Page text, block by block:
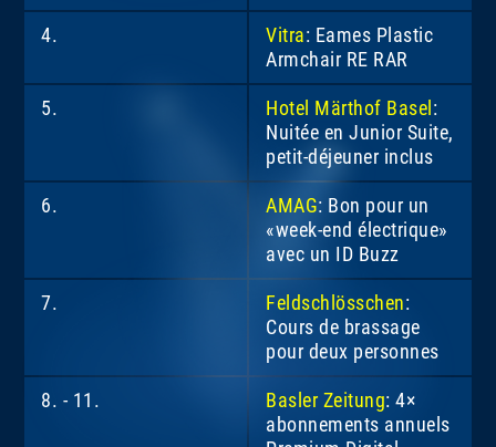
4. Vitra: Eames Plastic
Armchair RE RAR
5. Hotel Märthof Basel :
Nuitée en Junior Suite,
petit-déjeuner inclus
6. AMAG: Bon pour un
«week-end électrique»
avec un ID Buzz
7. Feldschlösschen:
Cours de brassage
pour deux personnes
8. - 11. Basler Zeitung: 4×
abonnements annuels